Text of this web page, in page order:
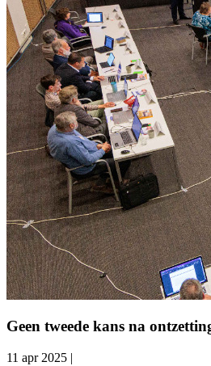
Geen tweede kans na
11 apr 2025 |